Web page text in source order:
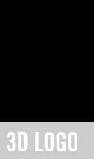
3D LOGO